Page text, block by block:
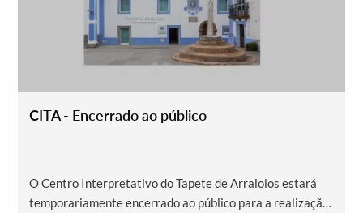
CITA - Encerrado ao público
O Centro Interpretativo do Tapete de Arraiolos estará
temporariamente encerrado ao público para a realização